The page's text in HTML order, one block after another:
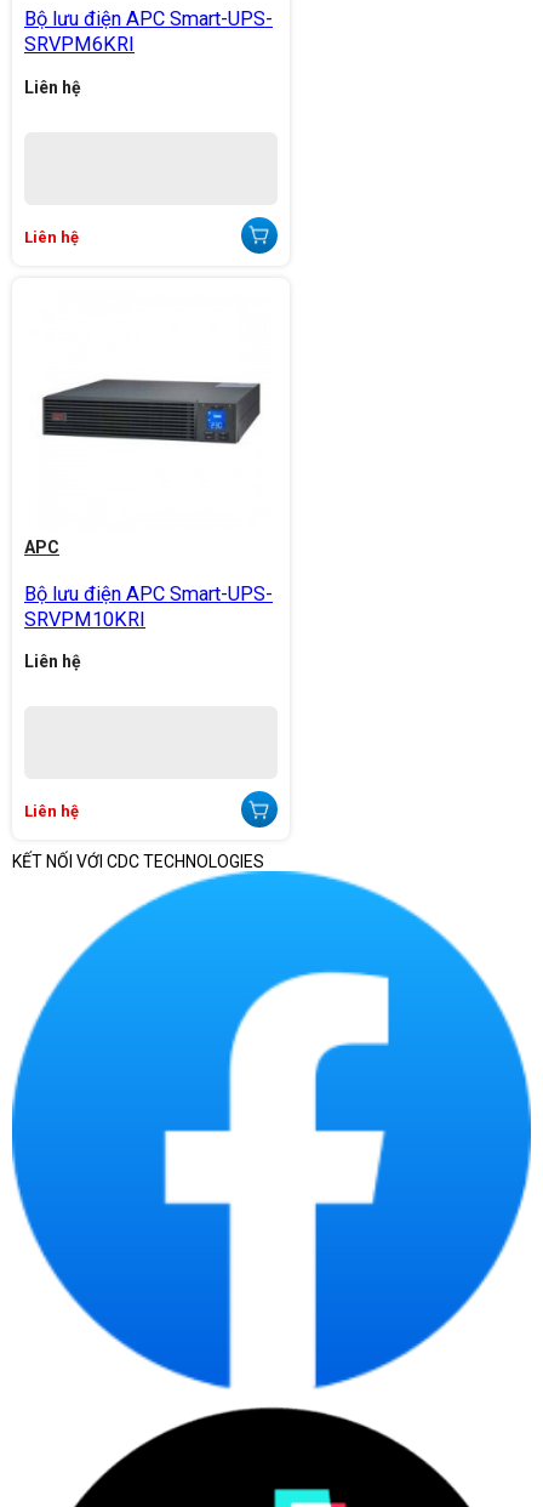
Bộ lưu điện APC Smart-UPS-
SRVPM6KRI
Liên hệ
Liên hệ
APC
Bộ lưu điện APC Smart-UPS-
SRVPM10KRI
Liên hệ
Liên hệ
KẾT NỐI VỚI CDC TECHNOLOGIES